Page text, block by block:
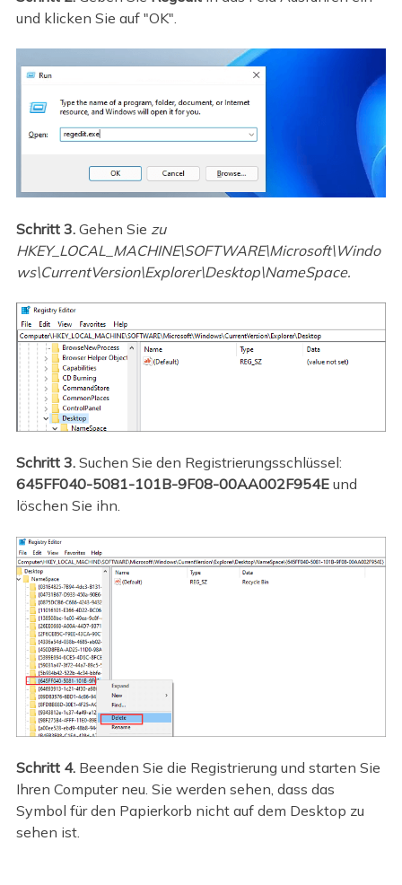
und klicken Sie auf "OK".
Schritt 3. Gehen Sie zu
HKEY_LOCAL_MACHINE\SOFTWARE\Microsoft\Windo
ws\CurrentVersion\Explorer\Desktop\NameSpace.
Schritt 3. Suchen Sie den Registrierungsschlüssel:
645FF040-5081-101B-9F08-00AA002F954E und
löschen Sie ihn.
Schritt 4. Beenden Sie die Registrierung und starten Sie
Ihren Computer neu. Sie werden sehen, dass das
Symbol für den Papierkorb nicht auf dem Desktop zu
sehen ist.